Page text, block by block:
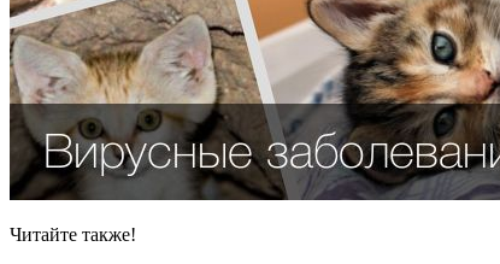
Читайте также!